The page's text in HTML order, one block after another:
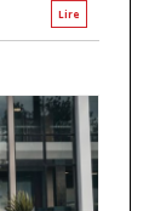
Lire